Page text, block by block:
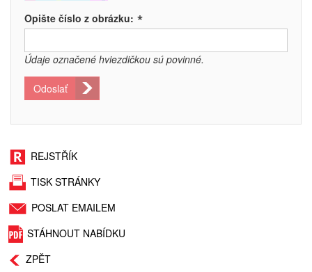
Opište číslo z obrázku: *
Údaje označené hviezdičkou sú povinné.
Odoslať
REJSTŘÍK
TISK STRÁNKY
POSLAT EMAILEM
STÁHNOUT NABÍDKU
ZPĚT